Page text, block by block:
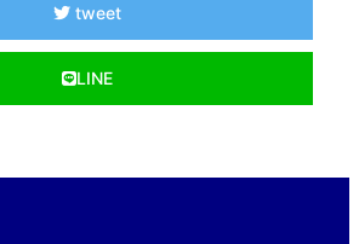
tweet
LINE